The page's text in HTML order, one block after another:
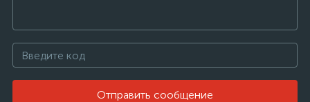
Отправить сообщение